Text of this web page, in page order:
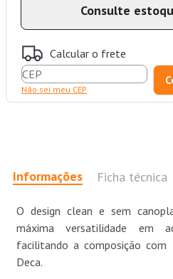
Consulte
Calcular o frete
Não sei meu CEP
Informações Ficha técnica
O design clean e sem
máxima versatilidade em
facilitando a composição
Deca.